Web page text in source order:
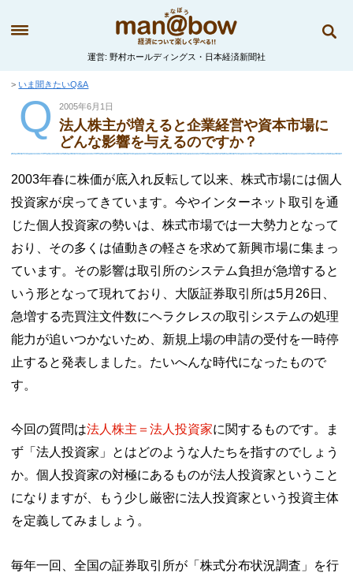
運営 野村ホールディングス・日本経済新聞社
いま聞きたいQ&A
Q 2005年6月1日
法人株主が増えると企業経営や資本市場に
どんな影響を与えるのですか？
2003年春に株価が底入れ反転して以来、株式市場には個人
投資家が戻ってきています。今やインターネット取引を通
じた個人投資家の勢いは、株式市場では一大勢力となって
おり、その多くは値動きの軽さを求めて新興市場に集まっ
ています。その影響は取引所のシステム負担が急増すると
いう形となって現れており、大阪証券取引所は5月26日、
急増する売買注文件数にヘラクレスの取引システムの処理
能力が追いつかないため、新規上場の申請の受付を一時停
止すると発表しました。たいへんな時代になったもので
す。
今回の質問は法人株主＝法人投資家に関するものです。ま
ず「法人投資家」とはどのような人たちを指すのでしょう
か。個人投資家の対極にあるものが法人投資家ということ
になりますが、もう少し厳密に法人投資家という投資主体
を定義してみましょう。
毎年一回、全国の証券取引所が「株式分布状況調査」を行